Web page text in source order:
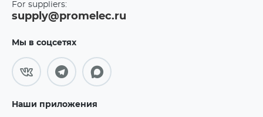
For suppliers:
supply@promelec.ru
Мы в соцсетях
Наши приложения